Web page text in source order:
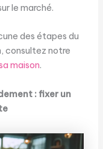
le marché.
des étapes du
consultez notre
maison.
: fixer un